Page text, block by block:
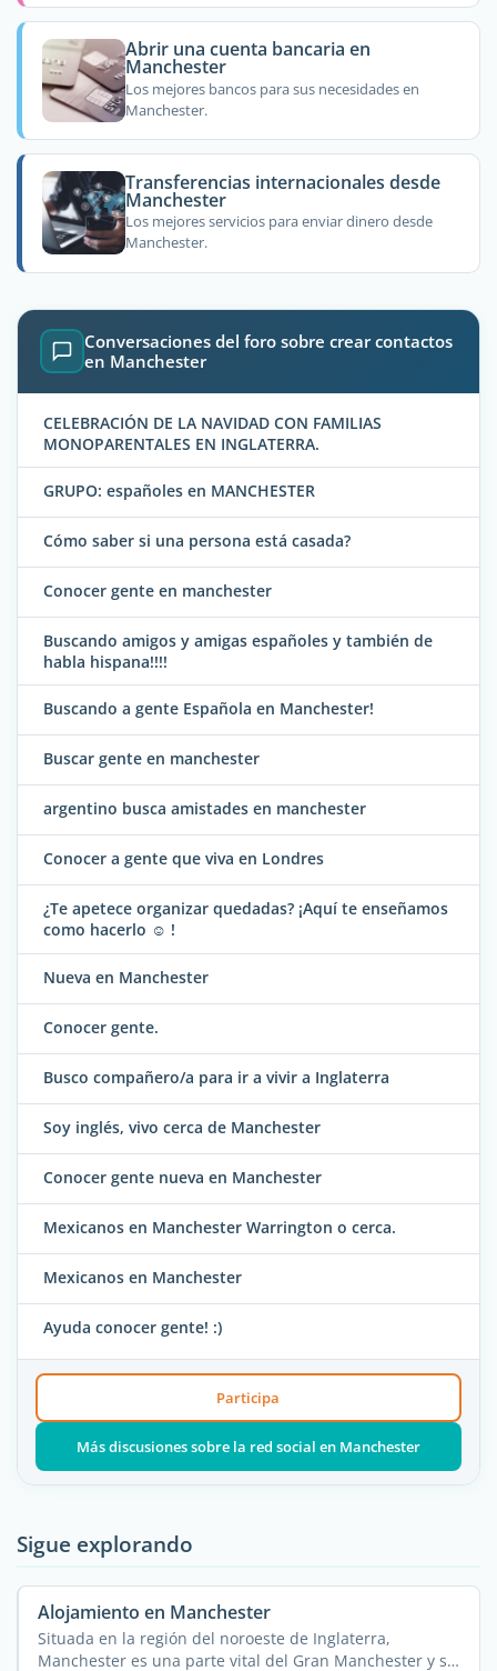
Abrir una cuenta bancaria en
Manchester
Los mejores bancos para sus necesidades en
Manchester.
Transferencias internacionales desde
Manchester
Los mejores servicios para enviar dinero desde
Manchester.
Conversaciones del foro sobre crear contactos
en Manchester
CELEBRACIÓN DE LA NAVIDAD CON FAMILIAS
MONOPARENTALES EN INGLATERRA.
GRUPO: españoles en MANCHESTER
Cómo saber si una persona está casada?
Conocer gente en manchester
Buscando amigos y amigas españoles y también de
habla hispana!!!!
Buscando a gente Española en Manchester!
Buscar gente en manchester
argentino busca amistades en manchester
Conocer a gente que viva en Londres
¿Te apetece organizar quedadas? ¡Aquí te enseñamos
como hacerlo ☺ !
Nueva en Manchester
Conocer gente.
Busco compañero/a para ir a vivir a Inglaterra
Soy inglés, vivo cerca de Manchester
Conocer gente nueva en Manchester
Mexicanos en Manchester Warrington o cerca.
Mexicanos en Manchester
Ayuda conocer gente! :)
Participa
Más discusiones sobre la red social en Manchester
Sigue explorando
Alojamiento en Manchester
Situada en la región del noroeste de Inglaterra,
Manchester es una parte vital del Gran Manchester y se